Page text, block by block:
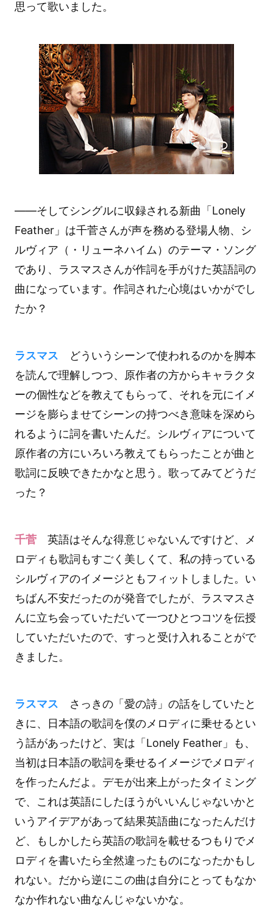
思って歌いました。
――そしてシングルに収録される新曲「Lonely
Feather」は千菅さんが声を務める登場人物、シ
ルヴィア（・リューネハイム）のテーマ・ソング
であり、ラスマスさんが作詞を手がけた英語詞の
曲になっています。作詞された心境はいかがでし
たか？
ラスマス どういうシーンで使われるのかを脚本
を読んで理解しつつ、原作者の方からキャラクタ
ーの個性などを教えてもらって、それを元にイメ
ージを膨らませてシーンの持つべき意味を深めら
れるように詞を書いたんだ。シルヴィアについて
原作者の方にいろいろ教えてもらったことが曲と
歌詞に反映できたかなと思う。歌ってみてどうだ
った？
千菅英語はそんな得意じゃないんですけど、メ
ロディも歌詞もすごく美しくて、私の持っている
シルヴィアのイメージともフィットしました。い
ちばん不安だったのが発音でしたが、ラスマスさ
んに立ち会っていただいて一つひとつコツを伝授
していただいたので、すっと受け入れることがで
きました。
ラスマス さっきの「愛の詩」の話をしていたと
きに、日本語の歌詞を僕のメロディに乗せるとい
う話があったけど、実は「Lonely Feather」も、
当初は日本語の歌詞を乗せるイメージでメロディ
を作ったんだよ。デモが出来上がったタイミング
で、これは英語にしたほうがいいんじゃないかと
いうアイデアがあって結果英語曲になったんだけ
ど、もしかしたら英語の歌詞を載せるつもりでメ
ロディを書いたら全然違ったものになったかもし
れない。だから逆にこの曲は自分にとってもなか
なか作れない曲なんじゃないかな。